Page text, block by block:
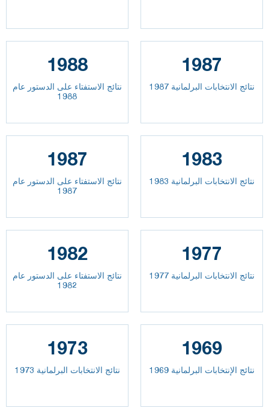
1988
نتائج الاستفتاء على الدستور عام
1988
1987
نتائج الانتخابات البرلمانية 1987
1987
نتائج الاستفتاء على الدستور عام
1987
1983
نتائج الانتخابات البرلمانية 1983
1982
نتائج الاستفتاء على الدستور عام
1982
1977
نتائج الانتخابات البرلمانية 1977
1973
نتائج الانتخابات البرلمانية 1973
1969
نتائج الإنتخابات البرلمانية 1969